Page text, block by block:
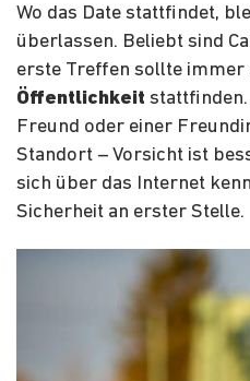
Wo das Date stattfindet,
überlassen. Beliebt sind
erste Treffen sollte immer
Öffentlichkeit
Freund oder einer
Standort – Vorsicht ist
sich über das Internet
Sicherheit an erster Stelle.